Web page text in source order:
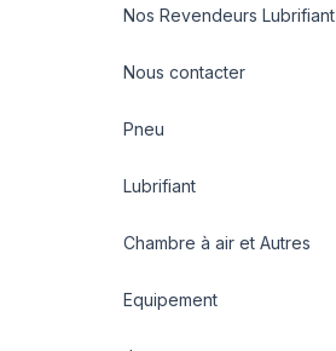
Nos Revendeurs Lubrifiant
Nous contacter
Pneu
Lubrifiant
Chambre à air et Autres
Equipement